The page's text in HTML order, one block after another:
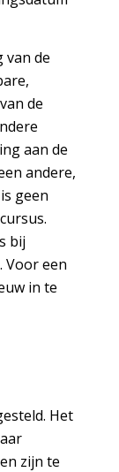
van de
de
aan de
andere,
geen
bij
Voor een
in te
Het
zijn te